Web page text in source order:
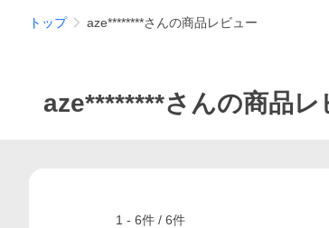
トップ aze********さんの商品レビュー
aze********さんの商品レ
1 - 6件 / 6件